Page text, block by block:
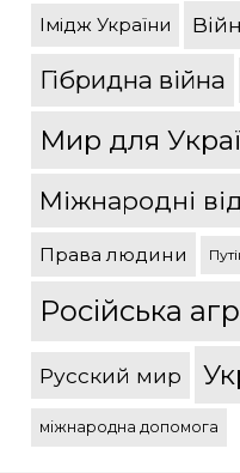
Імідж України
Гібридна війна
Мир для
Міжнародні
Права людини
Російська
Русский мир
міжнародна допомога